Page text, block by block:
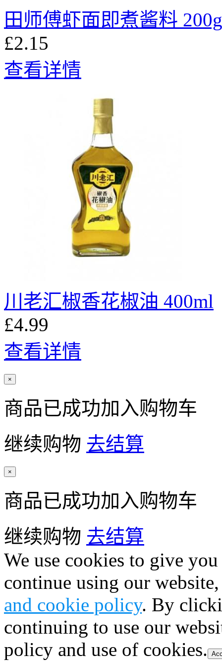
田师傅虾面即煮酱料 200g
£2.15
查看详情
川老汇椒香花椒油 400ml
£4.99
查看详情
×
商品已成功加入购物车
继续购物 去结算
×
商品已成功加入购物车
继续购物 去结算
We use cookies to give
continue using our
and cookie policy. By
continuing to use our
policy and use of cookies.